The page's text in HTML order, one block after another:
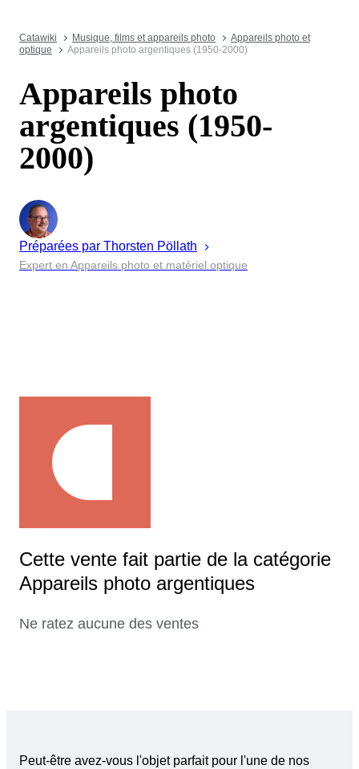
Catawiki Musique, films et appareils photo
Appareils photo et
optique
Appareils photo argentiques (1950-2000)
Appareils photo
argentiques (1950-
2000)
Préparées par Thorsten Pöllath
Expert en Appareils photo et matériel optique
Cette vente fait partie de la catégorie
Appareils photo argentiques
Ne ratez aucune des ventes
Peut-être avez-vous l'objet parfait pour l'une de nos